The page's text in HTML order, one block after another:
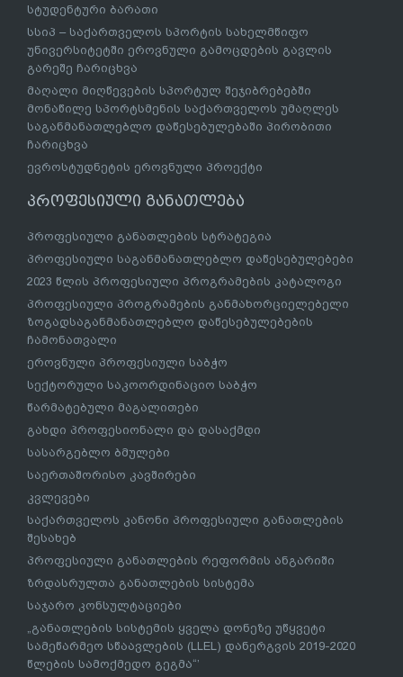
სტუდენტური ბარათი
სსიპ – საქართველოს სპორტის სახელმწიფო
უნივერსიტეტში ეროვნული გამოცდების გავლის
გარეშე ჩარიცხვა
მაღალი მიღწევების სპორტულ შეჯიბრებებში
მონაწილე სპორტსმენის საქართველოს უმაღლეს
საგანმანათლებლო დაწესებულებაში პირობითი
ჩარიცხვა
ევროსტუდნეტის ეროვნული პროექტი
პროფესიული განათლება
პროფესიული განათლების სტრატეგია
პროფესიული საგანმანათლებლო დაწესებულებები
2023 წლის პროფესიული პროგრამების კატალოგი
პროფესიული პროგრამების განმახორციელებელი
ზოგადსაგანმანათლებლო დაწესებულებების
ჩამონათვალი
ეროვნული პროფესიული საბჭო
სექტორული საკოორდინაციო საბჭო
წარმატებული მაგალითები
გახდი პროფესიონალი და დასაქმდი
სასარგებლო ბმულები
საერთაშორისო კავშირები
კვლევები
საქართველოს კანონი პროფესიული განათლების
შესახებ
პროფესიული განათლების რეფორმის ანგარიში
ზრდასრულთა განათლების სისტემა
საჯარო კონსულტაციები
„განათლების სისტემის ყველა დონეზე უწყვეტი
სამეწარმეო სწაავლების (LLEL) დანერგვის 2019-2020
წლების სამოქმედო გეგმა“’